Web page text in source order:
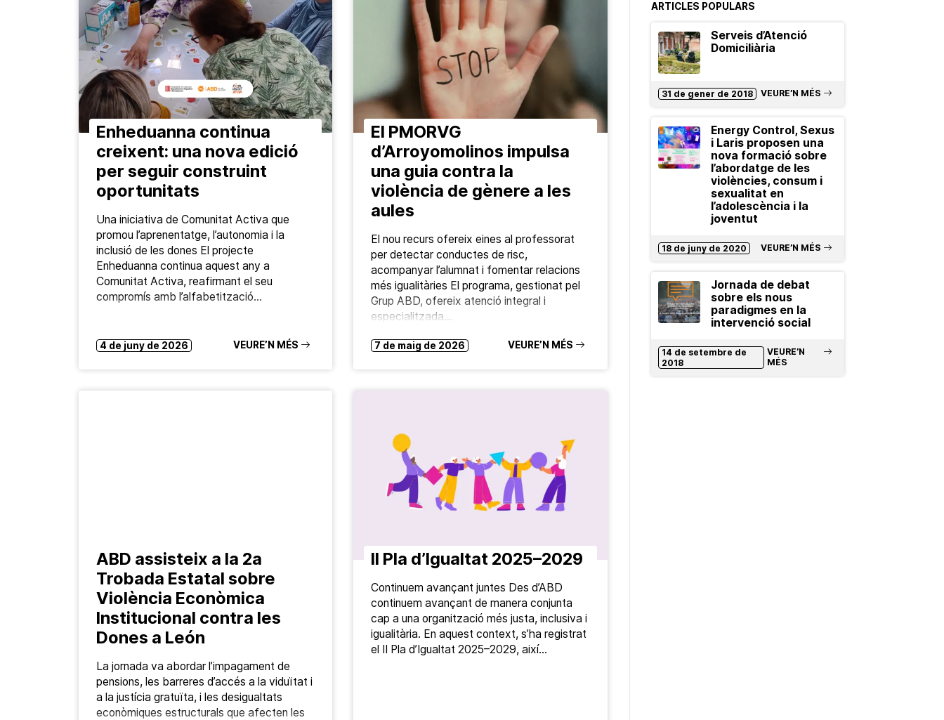
Enheduanna continua
creixent: una nova edició
per seguir construint
oportunitats
Una iniciativa de Comunitat Activa que
promou l’aprenentatge, l’autonomia i la
inclusió de les dones El projecte
Enheduanna continua aquest any a
Comunitat Activa, reafirmant el seu
compromís amb l’alfabetització…
4 de juny de 2026 VEURE’N MÉS
El PMORVG
d’Arroyomolinos impulsa
una guia contra la
violència de gènere a les
aules
El nou recurs ofereix eines al professorat
per detectar conductes de risc,
acompanyar l’alumnat i fomentar relacions
més igualitàries El programa, gestionat pel
Grup ABD, ofereix atenció integral i
especialitzada…
7 de maig de 2026 VEURE’N MÉS
ABD assisteix a la 2a
Trobada Estatal sobre
Violència Econòmica
Institucional contra les
Dones a León
La jornada va abordar l’impagament de
pensions, les barreres d’accés a la viduïtat i
a la justícia gratuïta, i les desigualtats
econòmiques estructurals que afecten les
II Pla d’Igualtat 2025–2029
Continuem avançant juntes Des d’ABD
continuem avançant de manera conjunta
cap a una organització més justa, inclusiva i
igualitària. En aquest context, s’ha registrat
el II Pla d’Igualtat 2025–2029, així…
ARTICLES POPULARS
Serveis d’Atenció
Domiciliària
31 de gener de 2018 VEURE’N MÉS
Energy Control, Sexus
i Laris proposen una
nova formació sobre
l’abordatge de les
violències, consum i
sexualitat en
l’adolescència i la
joventut
18 de juny de 2020 VEURE’N MÉS
Jornada de debat
sobre els nous
paradigmes en la
intervenció social
14 de setembre de
2018
VEURE’N
MÉS